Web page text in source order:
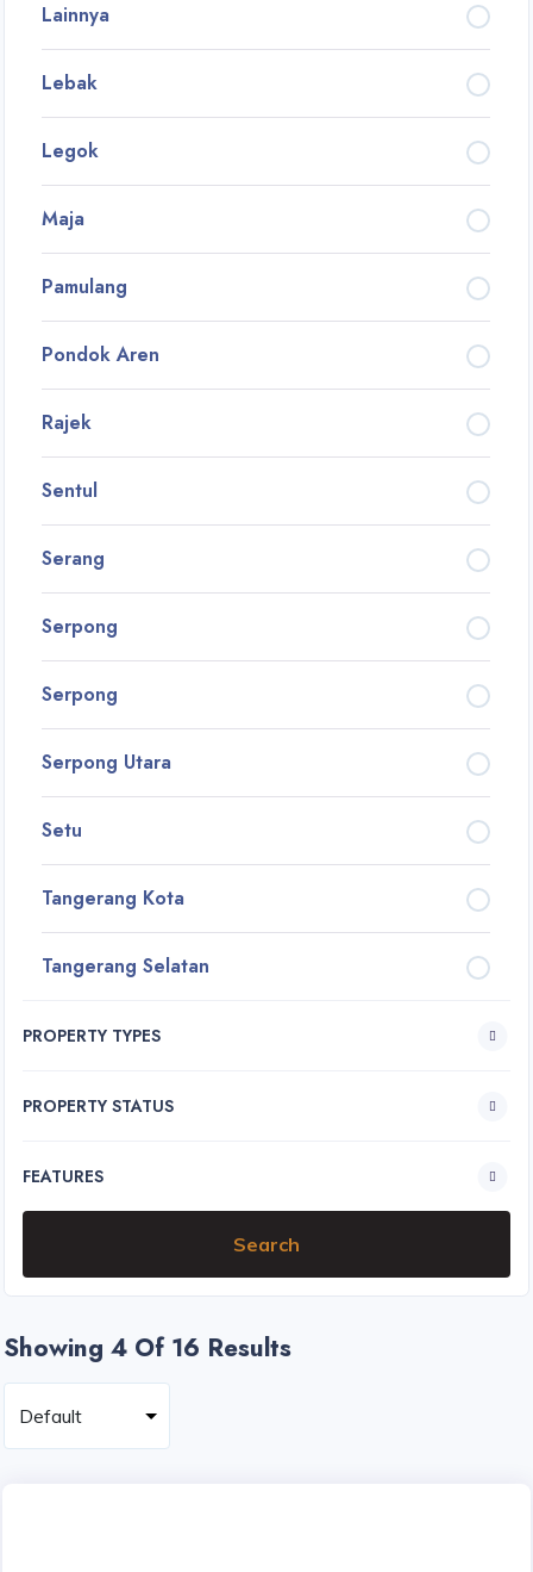
Lainnya
Lebak
Legok
Maja
Pamulang
Pondok Aren
Rajek
Sentul
Serang
Serpong
Serpong
Serpong Utara
Setu
Tangerang Kota
Tangerang Selatan
PROPERTY TYPES
PROPERTY STATUS
FEATURES
Showing 4 Of 16 Results